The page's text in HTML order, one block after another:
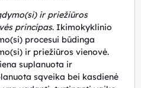
ir priežiūros
principas. Ikimokyklinio
procesui būdinga
ir priežiūros vienovė.
suplanuota ir
sąveika bei kasdienė